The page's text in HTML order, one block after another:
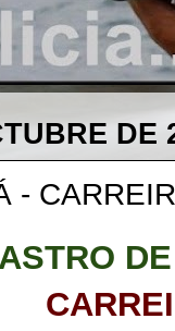
DE
-